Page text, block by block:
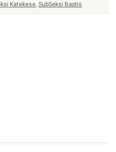
Katekese SubSeksi Baptis